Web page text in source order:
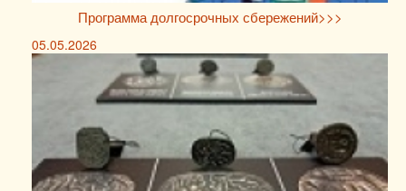
Программа долгосрочных сбережений>>>
05.05.2026